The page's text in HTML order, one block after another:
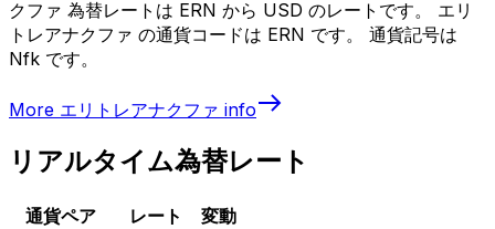
クファ 為替レートは ERN から USD のレートです。 エリ
トレアナクファ の通貨コードは ERN です。 通貨記号は
Nfk です。
More エリトレアナクファ info
リアルタイム為替レート
通貨ペア レート
変動